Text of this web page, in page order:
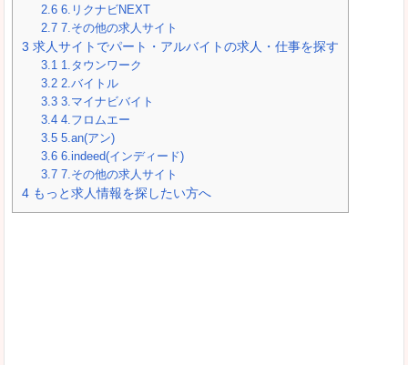
2.6 6.リクナビNEXT
2.7 7.その他の求人サイト
3 求人サイトでパート・アルバイトの求人・仕事を探す
3.1 1.タウンワーク
3.2 2.バイトル
3.3 3.マイナビバイト
3.4 4.フロムエー
3.5 5.an(アン)
3.6 6.indeed(インディード)
3.7 7.その他の求人サイト
4 もっと求人情報を探したい方へ